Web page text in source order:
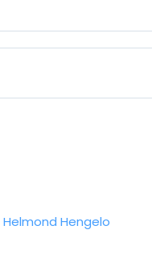
Helmond Hengelo